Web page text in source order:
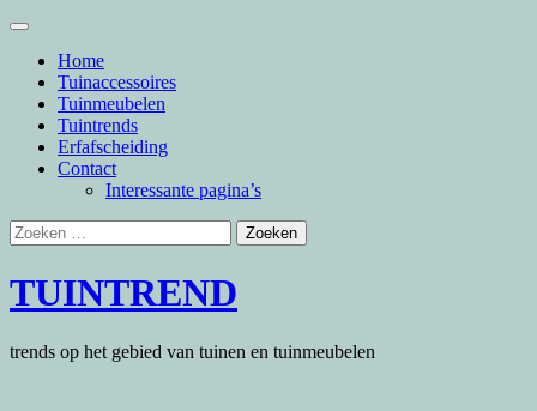
Skip
contentHome
Tuinaccessoires
Tuinmeubelen
Tuintrends
Erfafscheiding
Contact
Interessante pagina’s
Zoeken
naar:
TUINTREND
trends op het gebied van tuinen en tuinmeubelen